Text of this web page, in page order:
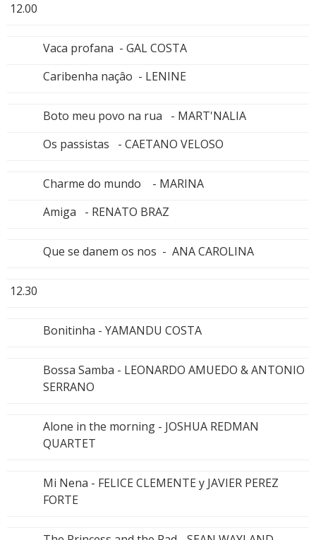
12.00
Vaca profana - GAL COSTA
Caribenha naçâo - LENINE
Boto meu povo na rua - MART'NALIA
Os passistas - CAETANO VELOSO
Charme do mundo - MARINA
Amiga - RENATO BRAZ
Que se danem os nos - ANA CAROLINA
12.30
Bonitinha - YAMANDU COSTA
Bossa Samba - LEONARDO AMUEDO & ANTONIO
SERRANO
Alone in the morning - JOSHUA REDMAN
QUARTET
Mi Nena - FELICE CLEMENTE y JAVIER PEREZ
FORTE